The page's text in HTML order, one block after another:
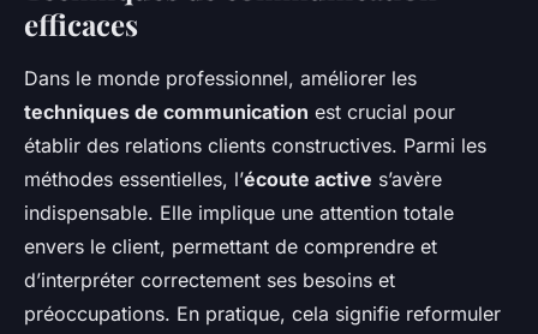
efficaces
Dans le monde professionnel, améliorer les
techniques de communication est crucial pour
établir des relations clients constructives. Parmi les
méthodes essentielles, l’écoute active s’avère
indispensable. Elle implique une attention totale
envers le client, permettant de comprendre et
d’interpréter correctement ses besoins et
préoccupations. En pratique, cela signifie reformuler